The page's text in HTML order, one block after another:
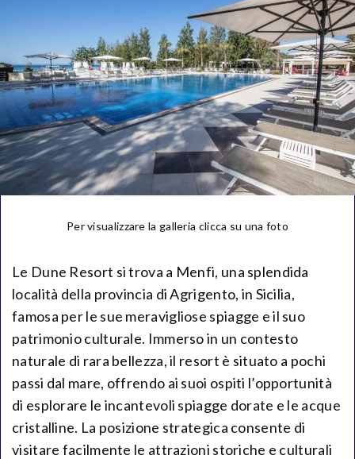
Per visualizzare la galleria clicca su una foto
Le Dune Resort si trova a Menfi, una splendida
località della provincia di Agrigento, in Sicilia,
famosa per le sue meravigliose spiagge e il suo
patrimonio culturale. Immerso in un contesto
naturale di rara bellezza, il resort è situato a pochi
passi dal mare, offrendo ai suoi ospiti l’opportunità
di esplorare le incantevoli spiagge dorate e le acque
cristalline. La posizione strategica consente di
visitare facilmente le attrazioni storiche e culturali